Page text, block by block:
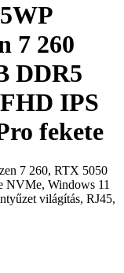
7 260
DDR5
IPS
fekete
7 260, RTX 5050
Windows 11
világítás, RJ45,